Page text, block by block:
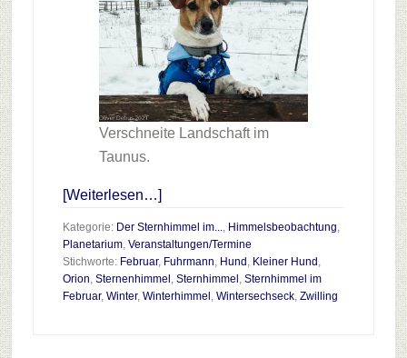
Verschneite Landschaft im
Taunus.
[Weiterlesen…]Infos
Plugin
Der
Sternenhimmel
Kategorie: Der Sternhimmel im... Himmelsbeobachtung
Planetarium, Veranstaltungen/Termine
Stichworte: Februar, Fuhrmann Hund Kleiner Hund
Orion Sternenhimmel Sternhimmel Sternhimmel im
Februar, Winter, Winterhimmel Wintersechseck, Zwilling